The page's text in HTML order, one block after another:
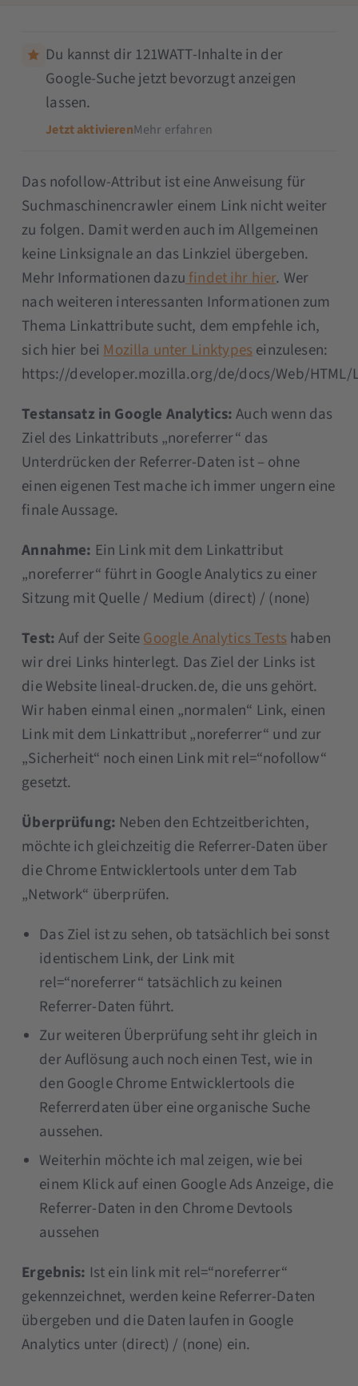
Du kannst dir 121WATT-Inhalte in der
Google-Suche jetzt bevorzugt anzeigen
lassen.
Jetzt aktivierenMehr erfahren
Das nofollow-Attribut ist eine Anweisung für
Suchmaschinencrawler einem Link nicht weiter
zu folgen. Damit werden auch im Allgemeinen
keine Linksignale an das Linkziel übergeben.
Mehr Informationen dazufindet ihr hier. Wer
nach weiteren interessanten Informationen zum
Thema Linkattribute sucht, dem empfehle ich,
sich hier beiMozilla unter Linktypeseinzulesen:
https://developer.mozilla.org/de/docs/Web/HTML/
Testansatz in Google Analytics:Auch wenn das
Ziel des Linkattributs „noreferrer“ das
Unterdrücken der Referrer-Daten ist – ohne
einen eigenen Test mache ich immer ungern eine
finale Aussage.
Annahme: Ein Link mit dem Linkattribut
„noreferrer“ führt in Google Analytics zu einer
Sitzung mit Quelle / Medium (direct) / (none)
Test:Auf der SeiteGoogle Analytics Testshaben
wir drei Links hinterlegt. Das Ziel der Links ist
die Website lineal-drucken.de, die uns gehört.
Wir haben einmal einen „normalen“ Link, einen
Link mit dem Linkattribut „noreferrer“ und zur
„Sicherheit“ noch einen Link mit rel=“nofollow“
gesetzt.
Überprüfung: Neben den Echtzeitberichten,
möchte ich gleichzeitig die Referrer-Daten über
die Chrome Entwicklertools unter dem Tab
„Network“ überprüfen.
Das Ziel ist zu sehen, ob tatsächlich bei sonst
identischem Link, der Link mit
rel=“noreferrer“ tatsächlich zu keinen
Referrer-Daten führt.
Zur weiteren Überprüfung seht ihr gleich in
der Auflösung auch noch einen Test, wie in
den Google Chrome Entwicklertools die
Referrerdaten über eine organische Suche
aussehen.
Weiterhin möchte ich mal zeigen, wie bei
einem Klick auf einen Google Ads Anzeige, die
Referrer-Daten in den Chrome Devtools
aussehen
Ergebnis: Ist ein link mit rel=“noreferrer“
gekennzeichnet, werden keine Referrer-Daten
übergeben und die Daten laufen in Google
Analytics unter (direct) / (none) ein.